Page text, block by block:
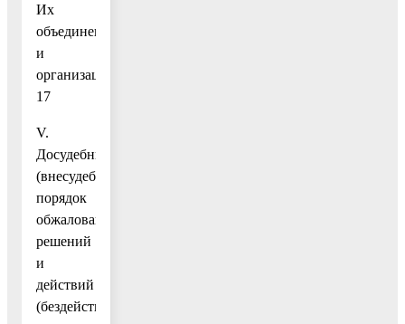
Их
объединений
и
организаций………
17
V.
Досудебный
(внесудебный)
порядок
обжалования
решений
и
действий
(бездействия)